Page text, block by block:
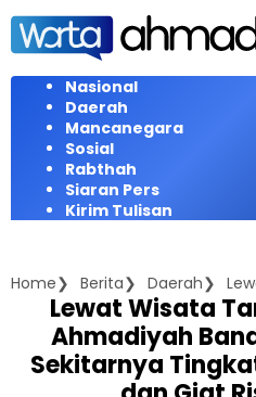
Langsung
konten
Nasional
Daerah
Mancanegara
Sosial
Rabthah
Siaran Pers
Kirim Tulisan
Home Berita Daerah
Lewat Wisata
Ahmadiyah
Sekitarnya